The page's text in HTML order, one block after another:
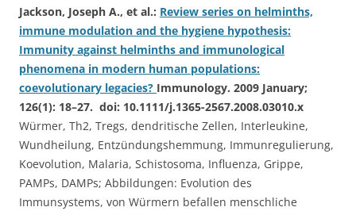
Jackson, Joseph A., et al.: Review series on helminths,
immune modulation and the hygiene hypothesis:
Immunity against helminths and immunological
phenomena in modern human populations:
coevolutionary legacies? Immunology. 2009 January;
126(1): 18–27. doi: 10.1111/j.1365-2567.2008.03010.x
Würmer, Th2, Tregs, dendritische Zellen, Interleukine,
Wundheilung, Entzündungshemmung, Immunregulierung,
Koevolution, Malaria, Schistosoma, Influenza, Grippe,
PAMPs, DAMPs; Abbildungen: Evolution des
Immunsystems, von Würmern befallen menschliche